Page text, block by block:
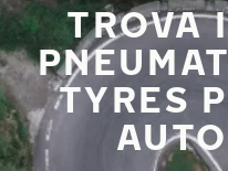
TROVA
TYRES